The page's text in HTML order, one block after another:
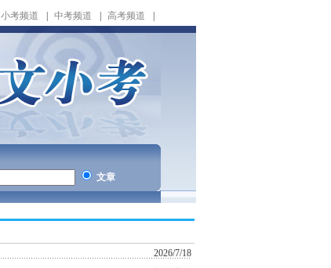
小考频道 中考频道 高考频道
文章
2026/7/18